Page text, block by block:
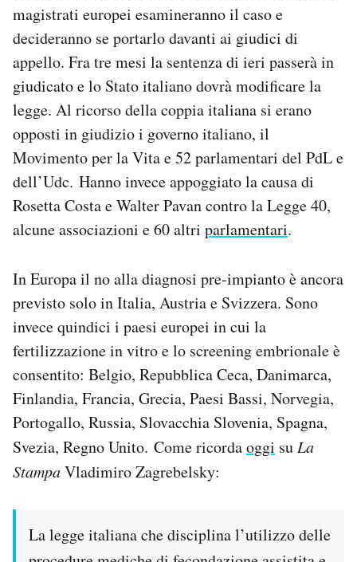
magistrati europei esamineranno il caso e
decideranno se portarlo davanti ai giudici di
appello. Fra tre mesi la sentenza di ieri passerà in
giudicato e lo Stato italiano dovrà modificare la
legge. Al ricorso della coppia italiana si erano
opposti in giudizio i governo italiano, il
Movimento per la Vita e 52 parlamentari del PdL e
dell’Udc. Hanno invece appoggiato la causa di
Rosetta Costa e Walter Pavan contro la Legge 40,
alcune associazioni e 60 altri parlamentari.
In Europa il no alla diagnosi pre-impianto è ancora
previsto solo in Italia, Austria e Svizzera. Sono
invece quindici i paesi europei in cui la
fertilizzazione in vitro e lo screening embrionale è
consentito: Belgio, Repubblica Ceca, Danimarca,
Finlandia, Francia, Grecia, Paesi Bassi, Norvegia,
Portogallo, Russia, Slovacchia Slovenia, Spagna,
Svezia, Regno Unito. Come ricordaoggi su La
StampaVladimiro Zagrebelsky:
La legge italiana che disciplina l’utilizzo delle